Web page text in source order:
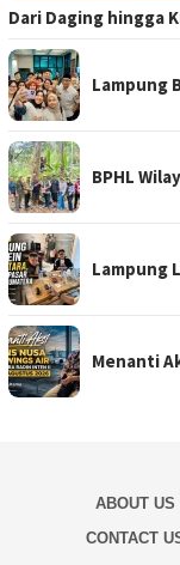
Dari Daging hingga
Lampung
BPHL
Lampung
Menanti
ABOUT US
CONTACT